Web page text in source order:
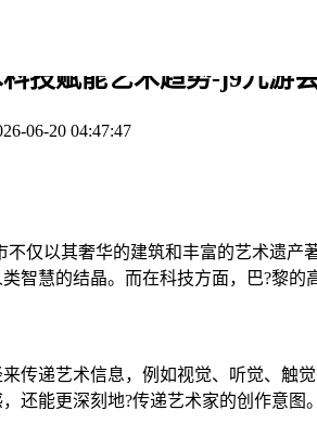
技赋能艺术趋势-j9九游
06-20 04:47:47
不仅以其奢华的建筑和丰富的艺术遗
智慧的结晶。而在科技方面，巴?黎
传递艺术信息，例如视觉、听觉、触
还能更深刻地?传递艺术家的创作意图。